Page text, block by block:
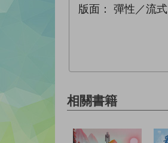
版面： 彈性／流式
相關書籍